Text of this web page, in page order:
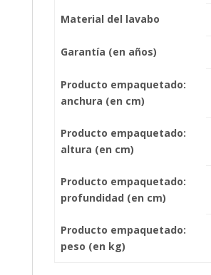
Material del lavabo
Garantía (en años)
Producto empaquetado:
anchura (en cm)
Producto empaquetado:
altura (en cm)
Producto empaquetado:
profundidad (en cm)
Producto empaquetado:
peso (en kg)